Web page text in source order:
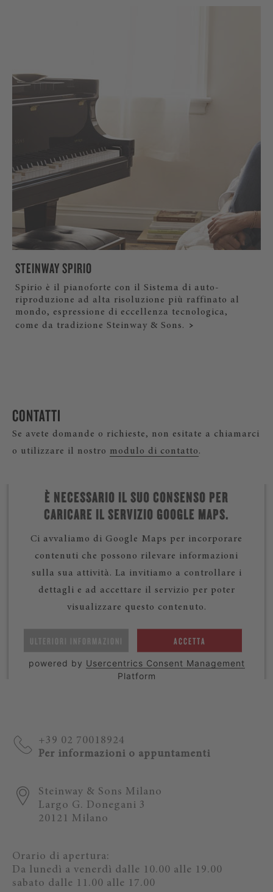
STEINWAY SPIRIO
Spirio è il pianoforte con il Sistema di auto-
riproduzione ad alta risoluzione più raffinato al
mondo, espressione di eccellenza tecnologica,
come da tradizione Steinway & Sons.
CONTATTI
Se avete domande o richieste, non esitate a chiamarci
o utilizzare il nostro modulo di contatto.
È NECESSARIO IL SUO CONSENSO PER
CARICARE IL SERVIZIO GOOGLE MAPS.
Ci avvaliamo di Google Maps per incorporare
contenuti che possono rilevare informazioni
sulla sua attività. La invitiamo a controllare i
dettagli e ad accettare il servizio per poter
visualizzare questo contenuto.
ULTERIORI INFORMAZIONI ACCETTA
powered by Usercentrics Consent Management
Platform
+39 02 70018924
Per informazioni o appuntamenti
Steinway & Sons Milano
Largo G. Donegani 3
20121 Milano
Orario di apertura:
Da lunedì a venerdì dalle 10.00 alle 19.00
sabato dalle 11.00 alle 17.00